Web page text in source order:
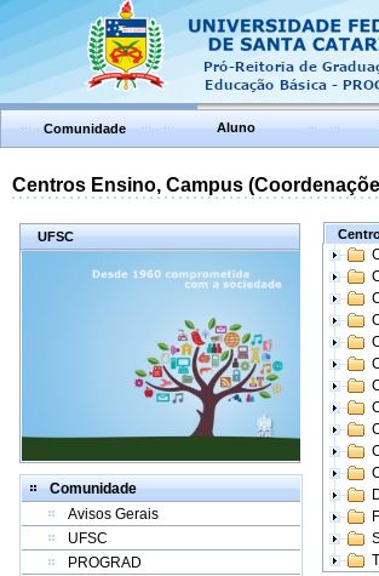
Comunidade Aluno
Centros Ensino, Campus
UFSC
Comunidade
Avisos Gerais
UFSC
PROGRAD